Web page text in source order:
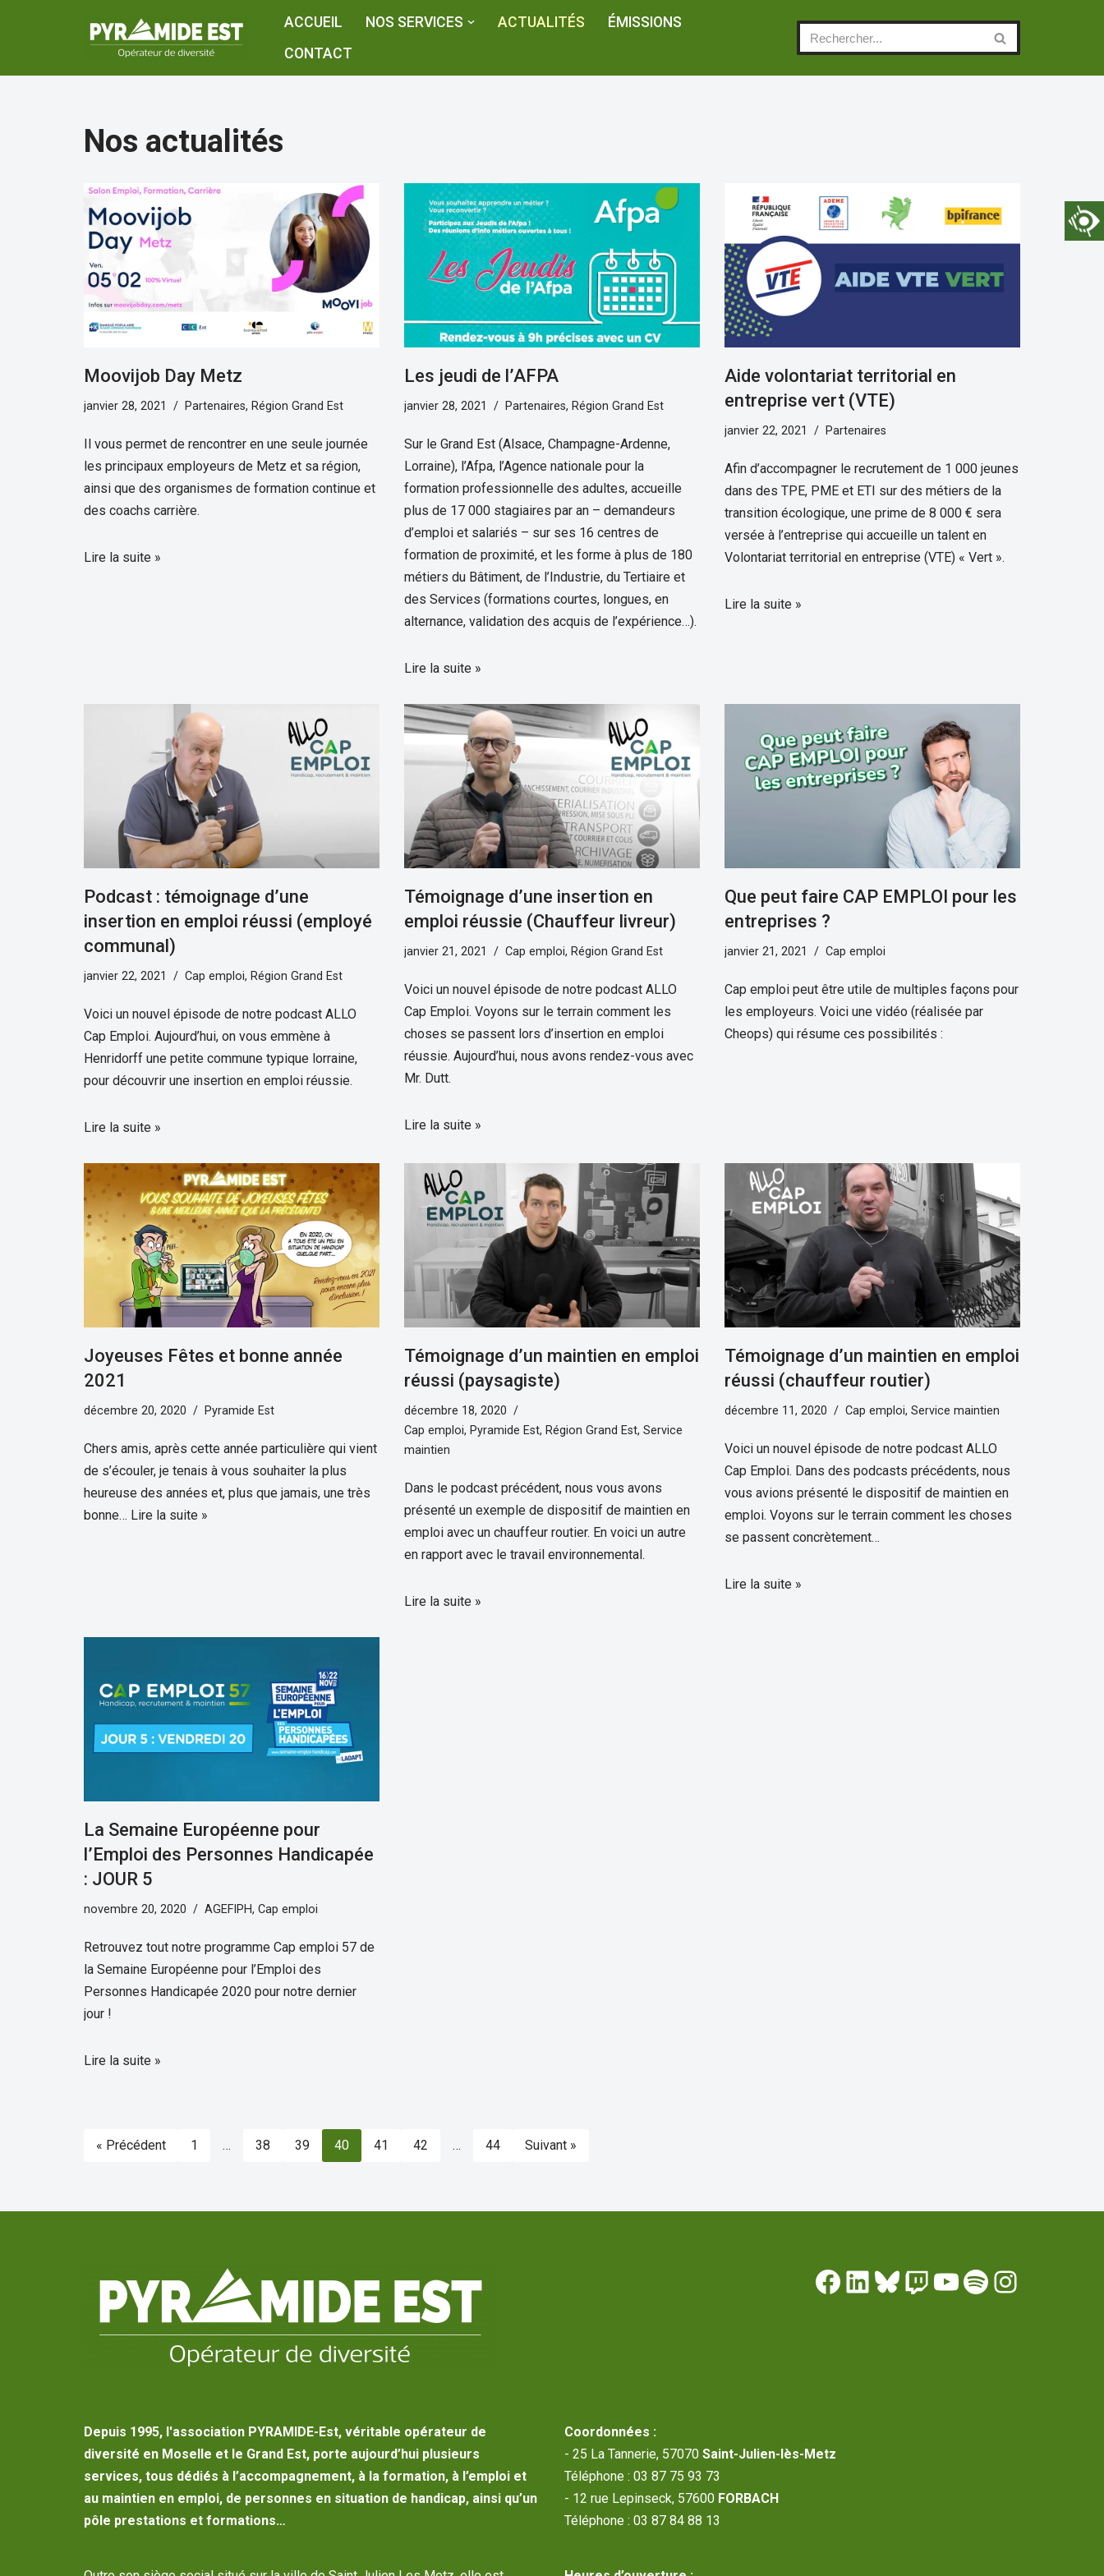
ACCUEIL NOS SERVICES ACTUALITÉS
ÉMISSIONS
CONTACT
Nos actualités
Moovijob Day Metz
janvier 28, 2021 Partenaires, Région Grand Est
Il vous permet de rencontrer en une seule journée
les principaux employeurs de Metz et sa région,
ainsi que des organismes de formation continue et
des coachs carrière.
Lire la suite »
Les jeudi de l’AFPA
janvier 28, 2021 Partenaires, Région Grand Est
Sur le Grand Est (Alsace, Champagne-Ardenne,
Lorraine), l’Afpa, l’Agence nationale pour la
formation professionnelle des adultes, accueille
plus de 17 000 stagiaires par an – demandeurs
d’emploi et salariés – sur ses 16 centres de
formation de proximité, et les forme à plus de 180
métiers du Bâtiment, de l’Industrie, du Tertiaire et
des Services (formations courtes, longues, en
alternance, validation des acquis de l’expérience…).
Lire la suite »
Aide volontariat territorial en
entreprise vert (VTE)
janvier 22, 2021 Partenaires
Afin d’accompagner le recrutement de 1 000 jeunes
dans des TPE, PME et ETI sur des métiers de la
transition écologique, une prime de 8 000 € sera
versée à l’entreprise qui accueille un talent en
Volontariat territorial en entreprise (VTE) « Vert ».
Lire la suite »
Podcast : témoignage d’une
insertion en emploi réussi (employé
communal)
janvier 22, 2021 Cap emploi, Région Grand Est
Voici un nouvel épisode de notre podcast ALLO
Cap Emploi. Aujourd’hui, on vous emmène à
Henridorff une petite commune typique lorraine,
pour découvrir une insertion en emploi réussie.
Lire la suite »
Témoignage d’une insertion en
emploi réussie (Chauffeur livreur)
janvier 21, 2021 Cap emploi, Région Grand Est
Voici un nouvel épisode de notre podcast ALLO
Cap Emploi. Voyons sur le terrain comment les
choses se passent lors d’insertion en emploi
réussie. Aujourd’hui, nous avons rendez-vous avec
Mr. Dutt.
Lire la suite »
Que peut faire CAP EMPLOI pour les
entreprises ?
janvier 21, 2021 Cap emploi
Cap emploi peut être utile de multiples façons pour
les employeurs. Voici une vidéo (réalisée par
Cheops) qui résume ces possibilités :
Joyeuses Fêtes et bonne année
2021
décembre 20, 2020 Pyramide Est
Chers amis, après cette année particulière qui vient
de s’écouler, je tenais à vous souhaiter la plus
heureuse des années et, plus que jamais, une très
bonne… Lire la suite »
Témoignage d’un maintien en emploi
réussi (paysagiste)
décembre 18, 2020
Cap emploi, Pyramide Est, Région Grand Est, Service
maintien
Dans le podcast précédent, nous vous avons
présenté un exemple de dispositif de maintien en
emploi avec un chauffeur routier. En voici un autre
en rapport avec le travail environnemental.
Lire la suite »
Témoignage d’un maintien en emploi
réussi (chauffeur routier)
décembre 11, 2020 Cap emploi, Service maintien
Voici un nouvel épisode de notre podcast ALLO
Cap Emploi. Dans des podcasts précédents, nous
vous avions présenté le dispositif de maintien en
emploi. Voyons sur le terrain comment les choses
se passent concrètement…
Lire la suite »
La Semaine Européenne pour
l’Emploi des Personnes Handicapée
: JOUR 5
novembre 20, 2020 AGEFIPH, Cap emploi
Retrouvez tout notre programme Cap emploi 57 de
la Semaine Européenne pour l’Emploi des
Personnes Handicapée 2020 pour notre dernier
jour !
Lire la suite »
« Précédent 1 … 38 39 40 41 42 … 44 Suivant »
Depuis 1995, l'association PYRAMIDE-Est, véritable opérateur de
diversité en Moselle et le Grand Est, porte aujourd’hui plusieurs
services, tous dédiés à l’accompagnement, à la formation, à l’emploi et
au maintien en emploi, de personnes en situation de handicap, ainsi qu’un
pôle prestations et formations…
Coordonnées :
- 25 La Tannerie, 57070 Saint-Julien-lès-Metz
Téléphone : 03 87 75 93 73
- 12 rue Lepinseck, 57600 FORBACH
Téléphone : 03 87 84 88 13